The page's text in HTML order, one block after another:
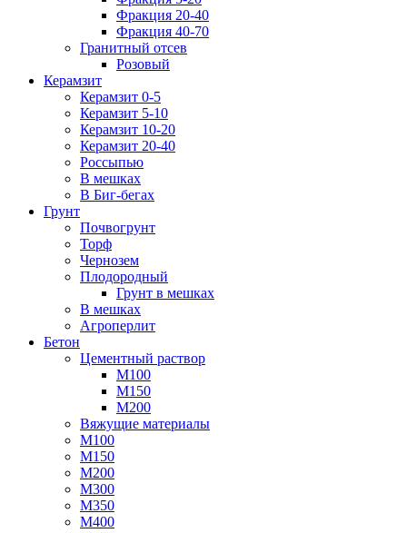
Фракция 20-40
Фракция 40-70
Гранитный отсев
Розовый
Керамзит
Керамзит 0-5
Керамзит 5-10
Керамзит 10-20
Керамзит 20-40
Россыпью
В мешках
В Биг-бегах
Грунт
Почвогрунт
Торф
Чернозем
Плодородный
Грунт в мешках
В мешках
Агроперлит
Бетон
Цементный раствор
М100
М150
М200
Вяжущие материалы
М100
М150
М200
М300
М350
М400